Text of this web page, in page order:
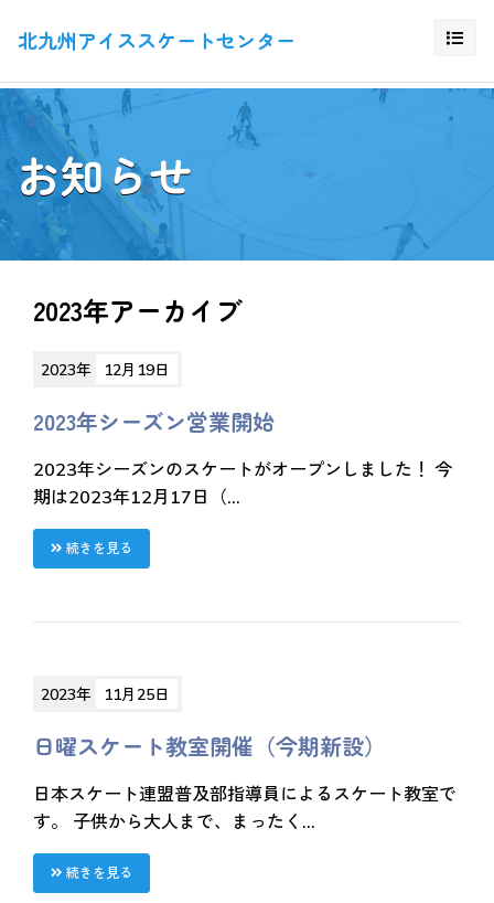
北九州アイススケートセンター
お知らせ
2023年アーカイブ
2023年 12月19日
2023年シーズン営業開始
2023年シーズンのスケートがオープンしました！ 今
期は2023年12月17日（...
続きを見る
2023年 11月25日
日曜スケート教室開催（今期新設）
日本スケート連盟普及部指導員によるスケート教室で
す。 子供から大人まで、まったく...
続きを見る